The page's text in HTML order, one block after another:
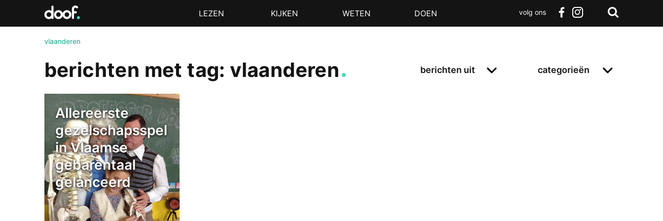
MenuLEZEN KIJKEN WETEN DOEN
volg ons
vlaanderen
berichten met tag: vlaanderen berichten uit categorieën
Allereerste
gezelschapsspel
in Vlaamse
gebarentaal
gelanceerd
Doof.nl
Zoeken
Terug